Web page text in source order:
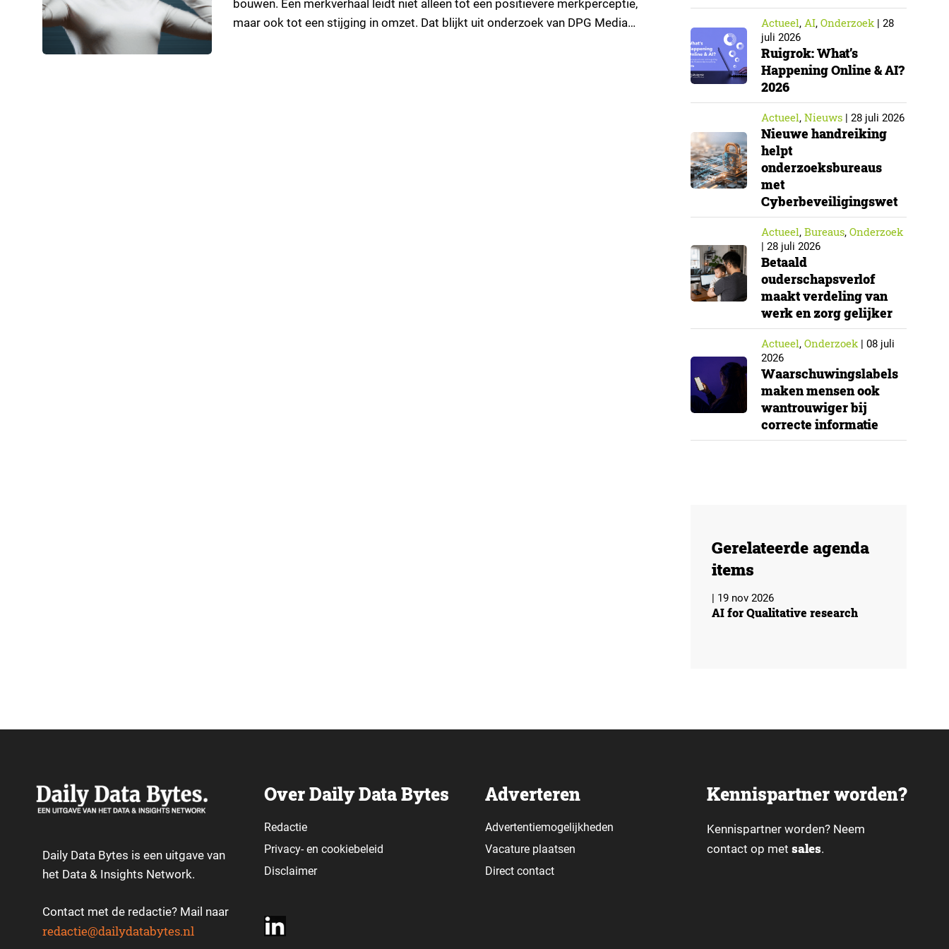
bouwen. Een merkverhaal leidt niet alleen tot een positievere merkperceptie,
maar ook tot een stijging in omzet. Dat blijkt uit onderzoek van DPG Media
Actueel, AI, Onderzoek| 28
juli 2026
Ruigrok: What’s
Happening Online & AI?
2026
Actueel, Nieuws | 28 juli 2026
Nieuwe handreiking
helpt
onderzoeksbureaus
met
Cyberbeveiligingswet
Actueel, Bureaus, Onderzoek
| 28 juli 2026
Betaald
ouderschapsverlof
maakt verdeling van
werk en zorg gelijker
Actueel, Onderzoek| 08 juli
2026
Waarschuwingslabels
maken mensen ook
wantrouwiger bij
correcte informatie
Gerelateerde agenda
items
| 19 nov 2026
AI for Qualitative research
Daily Data Bytes is een uitgave van
het Data & Insights Network.
Contact met de redactie? Mail naar
redactie@dailydatabytes.nl
Over Daily Data Bytes
Redactie
Privacy-en cookiebeleid
Disclaimer
Adverteren
Advertentiemogelijkheden
Vacature plaatsen
Direct contact
Kennispartner worden?
Kennispartner worden? Neem
contact op met sales.